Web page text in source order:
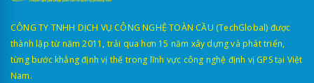
CÔNG TY TNHH DỊCH VỤ CÔNG NGHỆ TOÀN CẦU (TechGlobal) được
thành lập từ năm 2011, trải qua hơn 15 năm xây dựng và phát triển,
từng bước khẳng định vị thế trong lĩnh vực công nghệ định vị GPS tại Việt
Nam.